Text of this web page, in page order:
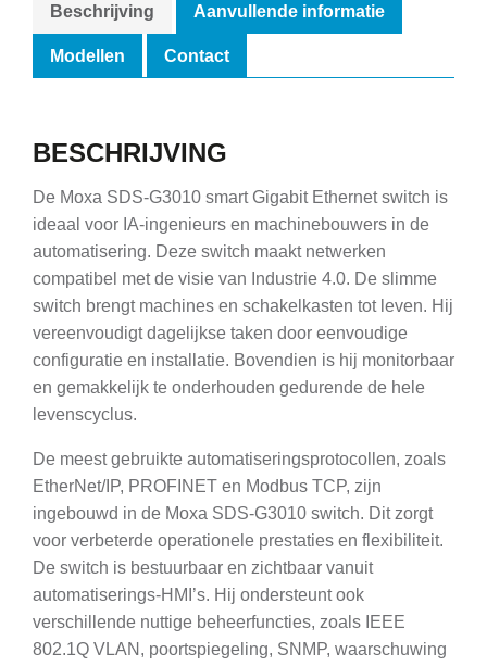
Beschrijving Aanvullende informatie
Modellen Contact
BESCHRIJVING
De Moxa SDS-G3010 smart Gigabit Ethernet switch is
ideaal voor IA-ingenieurs en machinebouwers in de
automatisering. Deze switch maakt netwerken
compatibel met de visie van Industrie 4.0. De slimme
switch brengt machines en schakelkasten tot leven. Hij
vereenvoudigt dagelijkse taken door eenvoudige
configuratie en installatie. Bovendien is hij monitorbaar
en gemakkelijk te onderhouden gedurende de hele
levenscyclus.
De meest gebruikte automatiseringsprotocollen, zoals
EtherNet/IP, PROFINET en Modbus TCP, zijn
ingebouwd in de Moxa SDS-G3010 switch. Dit zorgt
voor verbeterde operationele prestaties en flexibiliteit.
De switch is bestuurbaar en zichtbaar vanuit
automatiserings-HMI’s. Hij ondersteunt ook
verschillende nuttige beheerfuncties, zoals IEEE
802.1Q VLAN, poortspiegeling, SNMP, waarschuwing